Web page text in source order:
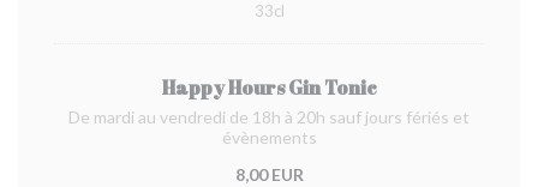
33cl
Happy Hours Gin Tonic
De mardi au vendredi de 18h à 20h sauf jours fériés et
évènements
8,00 EUR